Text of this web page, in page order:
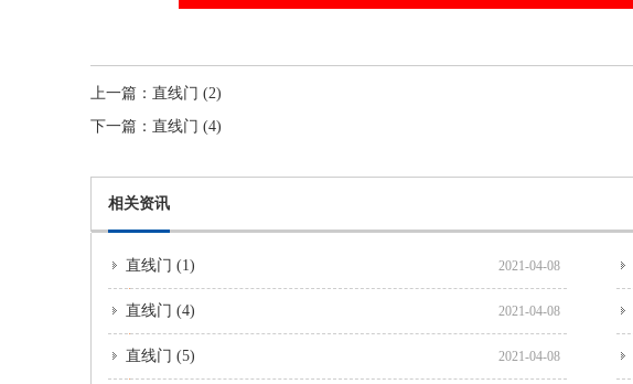
上一篇： 直线门 (2)
下一篇： 直线门 (4)
相关资讯
直线门 (1) 2021-04-08
直线门 (4) 2021-04-08
直线门 (5) 2021-04-08